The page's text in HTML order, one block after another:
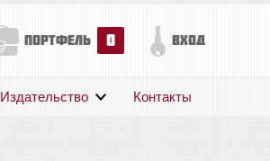
портфель 0 вход
Издательство Контакты